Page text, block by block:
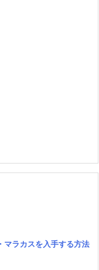
マラカスを入手する方法